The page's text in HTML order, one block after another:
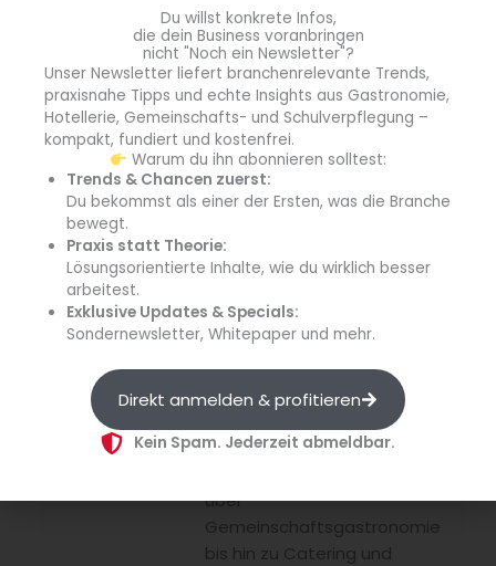
Anna Schubert, Haferkater
Marcus Seidl, S&F-Gruppe
Balázs Tarsoly, Branding Cuisine
Quelle: Branding Cuisine
blgastro.de
Die Redaktion von
blgastro.de berichtet über
aktuelle Entwicklungen,
Trends und Themen aus
dem gesamten Außer-
Haus-Markt – von
über
Gemeinschaftsgastronomie
bis hin zu Catering und
Du willst konkrete Infos,
die dein Business voranbringen
nicht "Noch ein Newsletter"?
Unser Newsletter liefert branchenrelevante Trends,
praxisnahe Tipps und echte Insights aus Gastronomie,
Hotellerie, Gemeinschafts- und Schulverpflegung –
kompakt, fundiert und kostenfrei.
Warum du ihn abonnieren solltest:
Trends & Chancen zuerst:
Du bekommst als einer der Ersten, was die Branche
bewegt.
Praxis statt Theorie:
Lösungsorientierte Inhalte, wie du wirklich besser
arbeitest.
Exklusive Updates & Specials:
Sondernewsletter, Whitepaper und mehr.
Direkt anmelden & profitieren
Kein Spam. Jederzeit abmeldbar.